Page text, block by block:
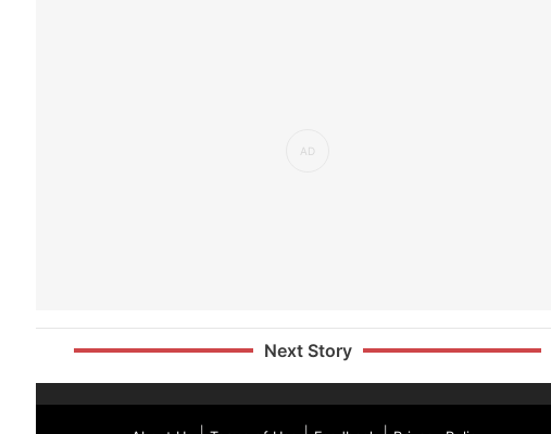
Next Story